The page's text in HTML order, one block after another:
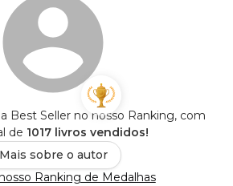
Best Seller no nosso Ranking, com
de 1017 livros vendidos!
Mais sobre o autor
Ranking de Medalhas